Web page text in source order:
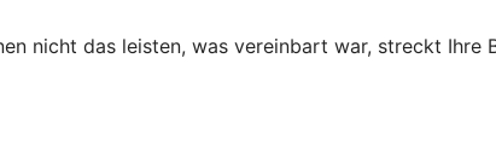
nicht das leisten, was vereinbart war, streckt Ihre